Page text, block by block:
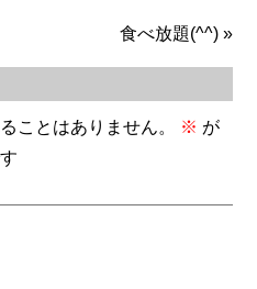
食べ放題(^^)»
ことはありません。 ※ が